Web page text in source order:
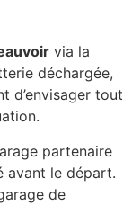
via la
déchargée,
d’envisager tout
partenaire
avant le départ.
de